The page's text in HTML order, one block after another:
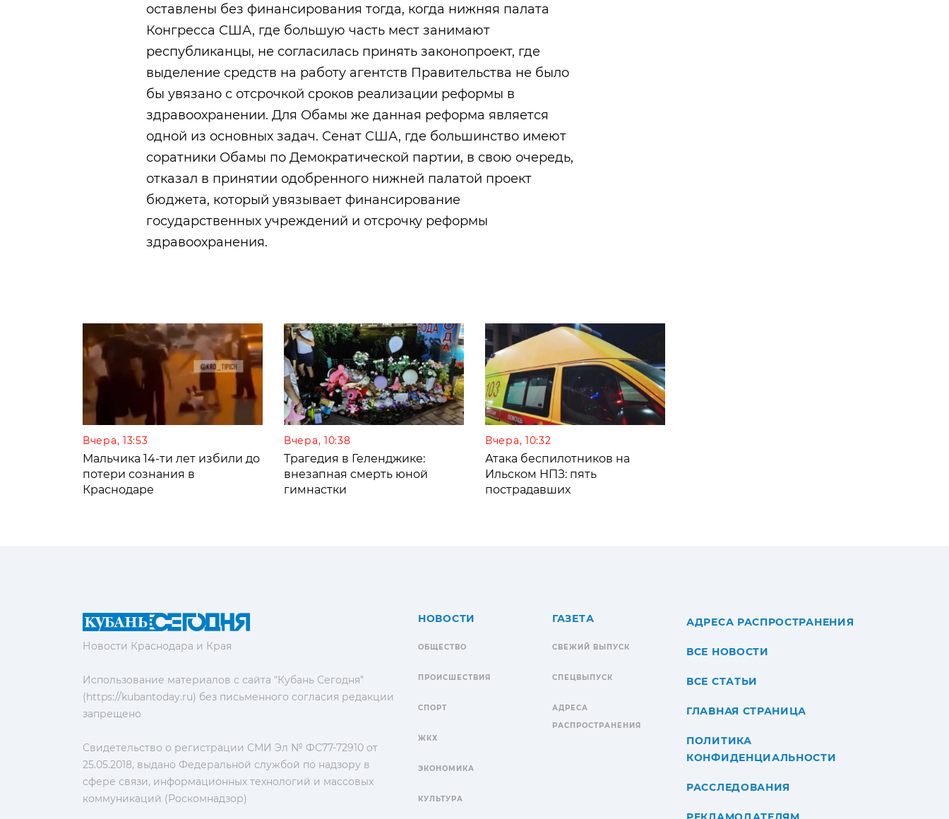
оставлены без финансирования тогда, когда нижняя палата
Конгресса США, где большую часть мест занимают
республиканцы, не согласилась принять законопроект, где
выделение средств на работу агентств Правительства не было
бы увязано с отсрочкой сроков реализации реформы в
здравоохранении. Для Обамы же данная реформа является
одной из основных задач. Сенат США, где большинство имеют
соратники Обамы по Демократической партии, в свою очередь,
отказал в принятии одобренного нижней палатой проект
бюджета, который увязывает финансирование
государственных учреждений и отсрочку реформы
здравоохранения.
Вчера, 13:53
Мальчика 14-ти лет избили до
потери сознания в
Краснодаре
Вчера, 10:38
Трагедия в Геленджике:
внезапная смерть юной
гимнастки
Вчера, 10:32
Атака беспилотников на
Ильском НПЗ: пять
пострадавших
Новости Краснодара и Края
Использование материалов с сайта "Кубань Сегодня"
(https://kubantoday.ru) без письменного согласия редакции
запрещено
Свидетельство о регистрации СМИ Эл № ФС77-72910 от
25.05.2018, выдано Федеральной службой по надзору в
сфере связи, информационных технологий и массовых
коммуникаций (Роскомнадзор)
НОВОСТИ
ОБЩЕСТВО
ПРОИСШЕСТВИЯ
СПОРТ
ЖКХ
ЭКОНОМИКА
КУЛЬТУРА
ГАЗЕТА
СВЕЖИЙ ВЫПУСК
СПЕЦВЫПУСК
АДРЕСА
РАСПРОСТРАНЕНИЯ
АДРЕСА РАСПРОСТРАНЕНИЯ
ВСЕ НОВОСТИ
ВСЕ СТАТЬИ
ГЛАВНАЯ СТРАНИЦА
ПОЛИТИКА
КОНФИДЕНЦИАЛЬНОСТИ
РАССЛЕДОВАНИЯ